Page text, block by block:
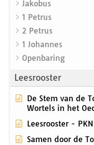
Jakobus
1 Petrus
2 Petrus
1 Johannes
Openbaring
Leesrooster
De Stem van de
Wortels in het
Leesrooster - PKN
Samen door de